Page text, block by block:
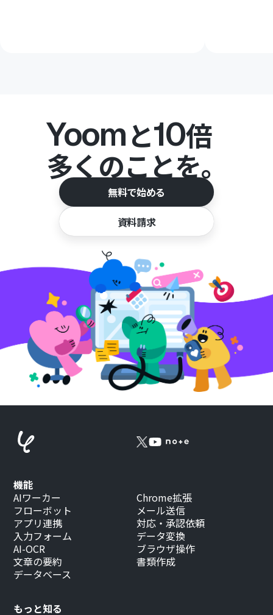
Yoomと10倍
多くのことを。
無料で始める
資料請求
もっと知る
機能
AIワーカー
フローボット
アプリ連携
入力フォーム
AI-OCR
文章の要約
データベース
Chrome拡張
メール送信
対応・承認依頼
データ変換
ブラウザ操作
書類作成